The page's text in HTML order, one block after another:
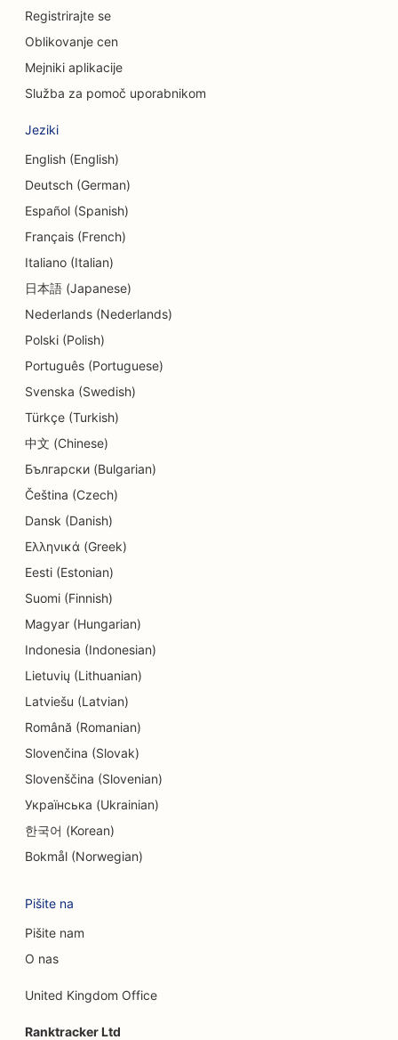
SEO za svetovalna podjetja
SEO za Delis
SEO za storitve dolžniškega svetovanja
SEO za plesne studie
SEO za storitve dermabrazije
SEO za vrtce
SEO za zobozdravstvene klinike
SEO za trgovine s podrobnostmi
SEO za trgovine s torticami
SEO za storitve izobraževanja in otroškega
varstva
SEO za električarje
SEO za kemične čistilnice
SEO za trgovine z elektroniko
SEO za inženirska podjetja
SEO za endodontiste
SEO za zabavo in rekreacijo
SEO za sobe pobega
SEO za restavracije Farm-to-Table
SEO za storitve Facelift
SEO za družinske restavracije
SEO za cvetličarje
SEO za fine dining restavracije
SEO za finančne storitve
Registrirajte se
Oblikovanje cen
Mejniki aplikacije
Služba za pomoč uporabnikom
Jeziki
English (English)
Deutsch (German)
Español (Spanish)
Français (French)
Italiano (Italian)
日本語 (Japanese)
Nederlands (Nederlands)
Polski (Polish)
Português (Portuguese)
Svenska (Swedish)
Türkçe (Turkish)
中文 (Chinese)
Български (Bulgarian)
Čeština (Czech)
Dansk (Danish)
Ελληνικά (Greek)
Eesti (Estonian)
Suomi (Finnish)
Magyar (Hungarian)
Indonesia (Indonesian)
Lietuvių (Lithuanian)
Latviešu (Latvian)
Română (Romanian)
Slovenčina (Slovak)
Slovenščina (Slovenian)
Українська (Ukrainian)
한국어 (Korean)
Bokmål (Norwegian)
Pišite na
Pišite nam
O nas
United Kingdom Office
Ranktracker Ltd